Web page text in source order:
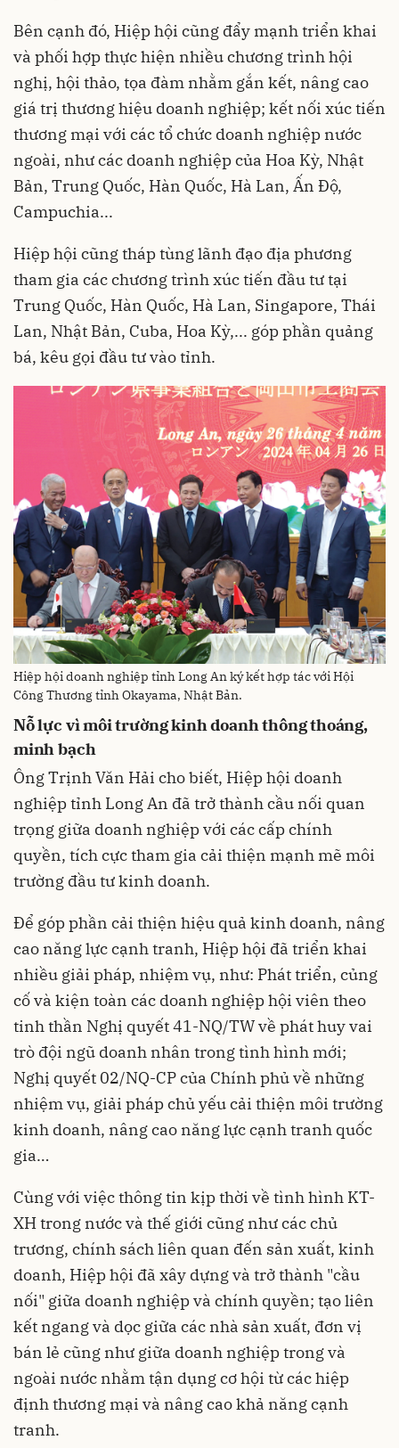
Bên cạnh đó, Hiệp hội cũng đẩy mạnh triển khai
và phối hợp thực hiện nhiều chương trình hội
nghị, hội thảo, tọa đàm nhằm gắn kết, nâng cao
giá trị thương hiệu doanh nghiệp; kết nối xúc tiến
thương mại với các tổ chức doanh nghiệp nước
ngoài, như các doanh nghiệp của Hoa Kỳ, Nhật
Bản, Trung Quốc, Hàn Quốc, Hà Lan, Ấn Độ,
Campuchia...
Hiệp hội cũng tháp tùng lãnh đạo địa phương
tham gia các chương trình xúc tiến đầu tư tại
Trung Quốc, Hàn Quốc, Hà Lan, Singapore, Thái
Lan, Nhật Bản, Cuba, Hoa Kỳ,... góp phần quảng
bá, kêu gọi đầu tư vào tỉnh.
Hiệp hội doanh nghiệp tỉnh Long An ký kết hợp tác với Hội
Công Thương tỉnh Okayama, Nhật Bản.
Nỗ lực vì môi trường kinh doanh thông thoáng,
minh bạch
Ông Trịnh Văn Hải cho biết, Hiệp hội doanh
nghiệp tỉnh Long An đã trở thành cầu nối quan
trọng giữa doanh nghiệp với các cấp chính
quyền, tích cực tham gia cải thiện mạnh mẽ môi
trường đầu tư kinh doanh.
Để góp phần cải thiện hiệu quả kinh doanh, nâng
cao năng lực cạnh tranh, Hiệp hội đã triển khai
nhiều giải pháp, nhiệm vụ, như: Phát triển, củng
cố và kiện toàn các doanh nghiệp hội viên theo
tinh thần Nghị quyết 41-NQ/TW về phát huy vai
trò đội ngũ doanh nhân trong tình hình mới;
Nghị quyết 02/NQ-CP của Chính phủ về những
nhiệm vụ, giải pháp chủ yếu cải thiện môi trường
kinh doanh, nâng cao năng lực cạnh tranh quốc
gia…
Cùng với việc thông tin kịp thời về tình hình KT-
XH trong nước và thế giới cũng như các chủ
trương, chính sách liên quan đến sản xuất, kinh
doanh, Hiệp hội đã xây dựng và trở thành "cầu
nối" giữa doanh nghiệp và chính quyền; tạo liên
kết ngang và dọc giữa các nhà sản xuất, đơn vị
bán lẻ cũng như giữa doanh nghiệp trong và
ngoài nước nhằm tận dụng cơ hội từ các hiệp
định thương mại và nâng cao khả năng cạnh
tranh.